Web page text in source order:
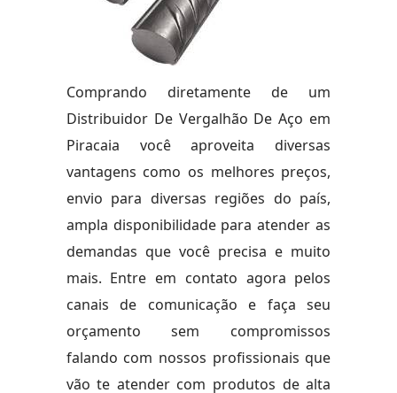
Comprando diretamente de um
Distribuidor De Vergalhão De Aço em
Piracaia você aproveita diversas
vantagens como os melhores preços,
envio para diversas regiões do país,
ampla disponibilidade para atender as
demandas que você precisa e muito
mais. Entre em contato agora pelos
canais de comunicação e faça seu
orçamento sem compromissos
falando com nossos profissionais que
vão te atender com produtos de alta